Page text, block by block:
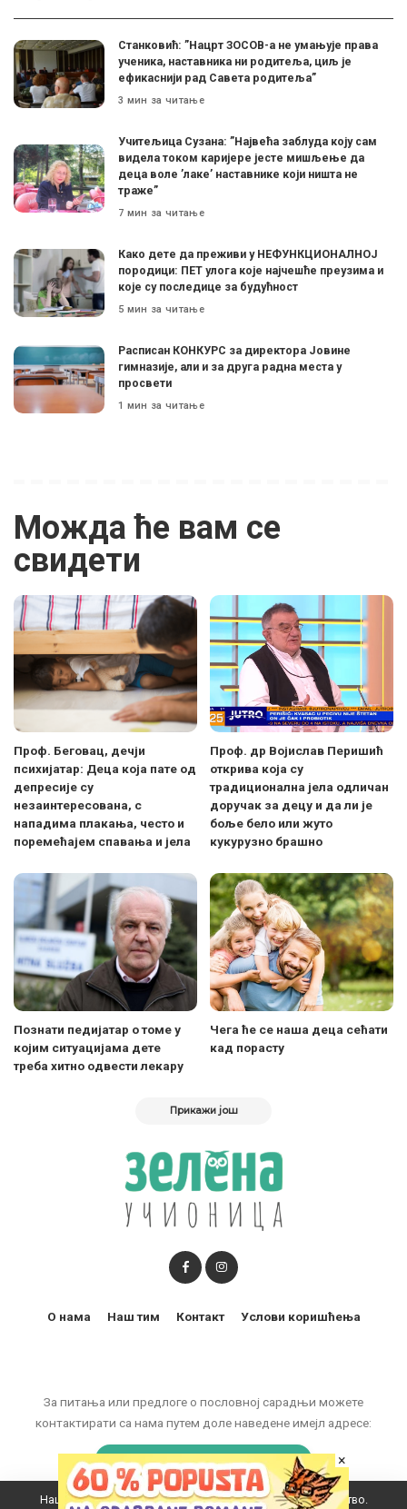
Станковић: ”Нацрт ЗОСОВ-а не умањује права
ученика, наставника ни родитеља, циљ је
ефикаснији рад Савета родитеља”
3 мин за читање
Учитељица Сузана: ”Највећа заблуда коју сам
видела током каријере јесте мишљење да
деца воле ’лаке’ наставнике који ништа не
траже”
7 мин за читање
Како дете да преживи у НЕФУНКЦИОНАЛНОЈ
породици: ПЕТ улога које најчешће преузима и
које су последице за будућност
5 мин за читање
Расписан КОНКУРС за директора Јовине
гимназије, али и за друга радна места у
просвети
1 мин за читање
Можда ће вам се
свидети
Проф. Беговац, дечји
психијатар: Деца која пате од
депресије су
незаинтересована, с
нападима плакања, често и
поремећајем спавања и јела
Проф. др Војислав Перишић
открива која су
традиционална јела одличан
доручак за децу и да ли је
боље бело или жуто
кукурузно брашно
Познати педијатар о томе у
којим ситуацијама дете
треба хитно одвести лекару
Чега ће се наша деца сећати
кад порасту
Прикажи још
За питања или предлоге о пословној сарадњи можете
контактирати са нама путем доле наведене имејл адресе:
marketing@zelenaucionica.com
О нама Наш тим Контакт Услови коришћења
Наш вебсајт користи колачиће да побољша ваше искуство.
×